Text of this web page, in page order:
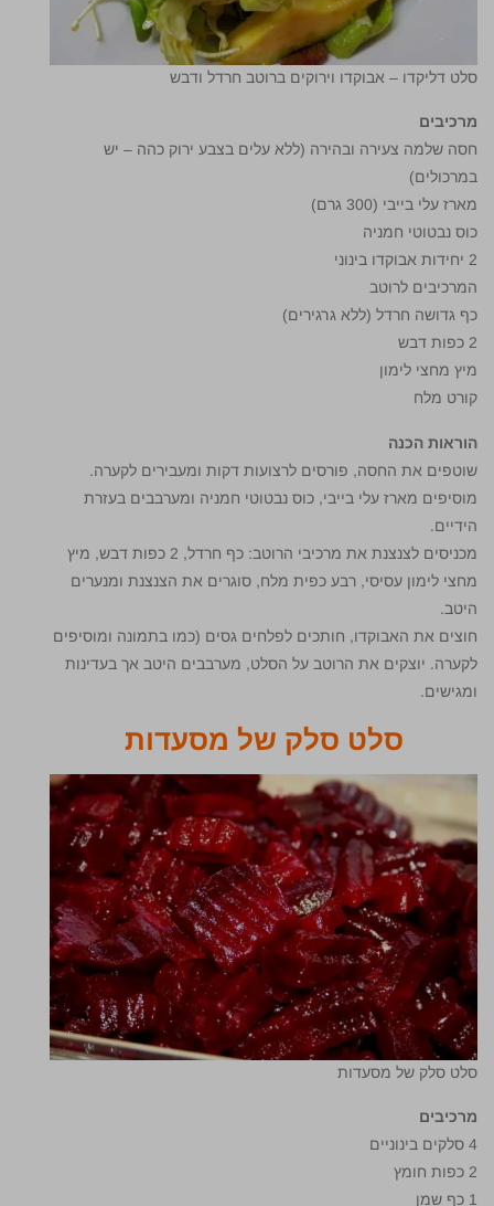
סלט דליקדו – אבוקדו וירוקים ברוטב חרדל ודבש
מרכיבים
חסה שלמה צעירה ובהירה (ללא עלים בצבע ירוק כהה – יש
במרכולים)
מארז עלי בייבי (300 גרם)
כוס נבטוטי חמניה
2 יחידות אבוקדו בינוני
המרכיבים לרוטב
כף גדושה חרדל (ללא גרגירים)
2 כפות דבש
מיץ מחצי לימון
קורט מלח
הוראות הכנה
שוטפים את החסה, פורסים לרצועות דקות ומעבירים לקערה.
מוסיפים מארז עלי בייבי, כוס נבטוטי חמניה ומערבבים בעזרת
הידיים.
מכניסים לצנצנת את מרכיבי הרוטב: כף חרדל, 2 כפות דבש, מיץ
מחצי לימון עסיסי, רבע כפית מלח, סוגרים את הצנצנת ומנערים
היטב.
חוצים את האבוקדו, חותכים לפלחים גסים (כמו בתמונה ומוסיפים
לקערה. יוצקים את הרוטב על הסלט, מערבבים היטב אך בעדינות
ומגישים.
סלט סלק של מסעדות
סלט סלק של מסעדות
מרכיבים
4 סלקים בינוניים
2 כפות חומץ
1 כף שמן